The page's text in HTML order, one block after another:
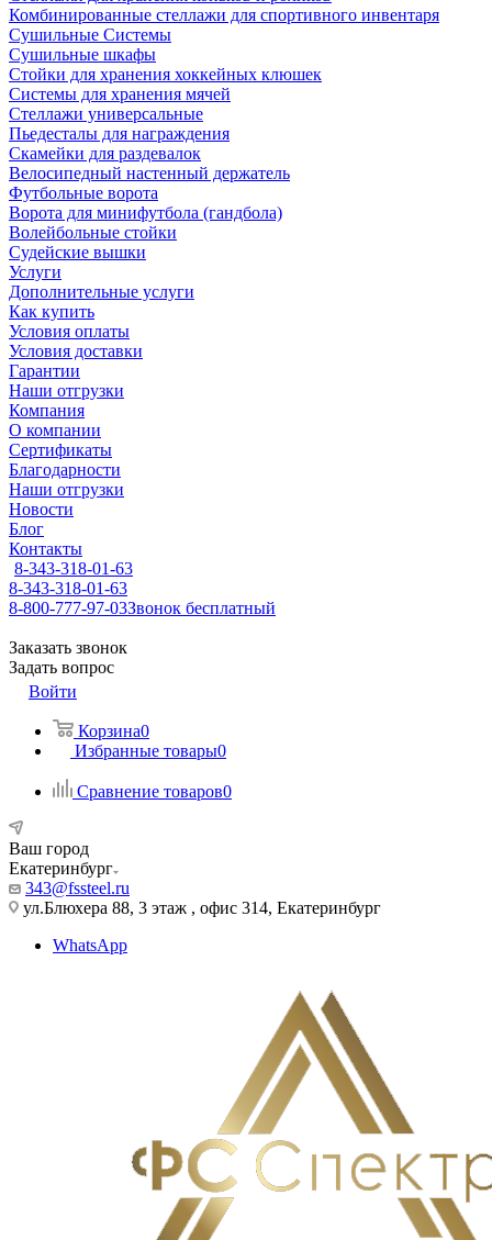
Комбинированные стеллажи для спортивного инвентаря
Сушильные Системы
Сушильные шкафы
Стойки для хранения хоккейных клюшек
Системы для хранения мячей
Стеллажи универсальные
Пьедесталы для награждения
Скамейки для раздевалок
Велосипедный настенный держатель
Футбольные ворота
Ворота для минифутбола (гандбола)
Волейбольные стойки
Судейские вышки
Услуги
Дополнительные услуги
Как купить
Условия оплаты
Условия доставки
Гарантии
Наши отгрузки
Компания
О компании
Сертификаты
Благодарности
Наши отгрузки
Новости
Блог
Контакты
8-343-318-01-63
8-343-318-01-63
8-800-777-97-03Звонок бесплатный
Заказать звонок
Задать вопрос
Войти
Корзина0
Избранные товары0
Сравнение товаров0
Ваш город
Екатеринбург
343@fssteel.ru
ул.Блюхера 88, 3 этаж , офис 314, Екатеринбург
WhatsApp